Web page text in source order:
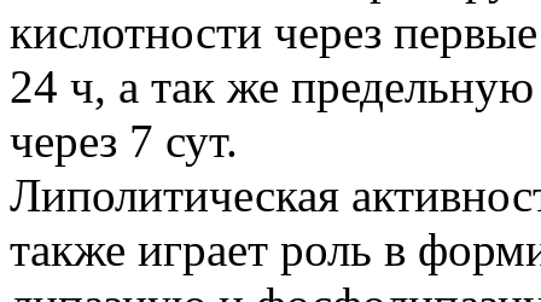
кислотности через
24 ч, а так же
через 7 сут.
Липолитическая
также играет роль в